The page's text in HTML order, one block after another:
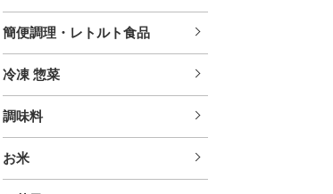
簡便調理・レトルト食品
冷凍 惣菜
調味料
お米